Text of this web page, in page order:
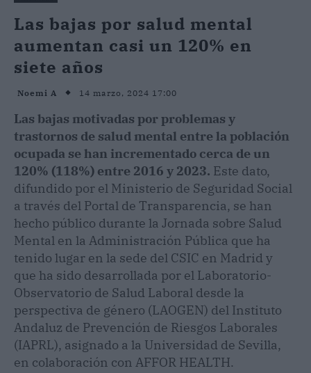
Las bajas por salud mental
aumentan casi un 120% en
siete años
Noemi A 14 marzo, 2024 17:00
Las bajas motivadas por problemas y
trastornos de salud mental entre la población
ocupada se han incrementado cerca de un
120% (118%) entre 2016 y 2023. Este dato,
difundido por el Ministerio de Seguridad Social
a través del Portal de Transparencia, se han
hecho público durante la Jornada sobre Salud
Mental en la Administración Pública que ha
tenido lugar en la sede del CSIC en Madrid y
que ha sido desarrollada por el Laboratorio-
Observatorio de Salud Laboral desde la
perspectiva de género (LAOGEN) del Instituto
Andaluz de Prevención de Riesgos Laborales
(IAPRL), asignado a la Universidad de Sevilla,
en colaboración con AFFOR HEALTH.